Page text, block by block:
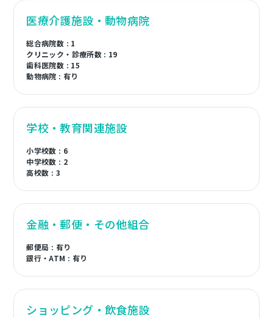
医療介護施設・動物病院
総合病院数 : 1
クリニック・診療所数 : 19
歯科医院数 : 15
動物病院 : 有り
学校・教育関連施設
小学校数 : 6
中学校数 : 2
高校数 : 3
金融・郵便・その他組合
郵便局 : 有り
銀行・ATM : 有り
ショッピング・飲食施設